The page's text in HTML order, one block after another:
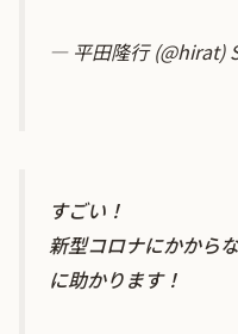
— 平田隆行 (@hirat)
すごい！
新型コロナにかから
に助かります！